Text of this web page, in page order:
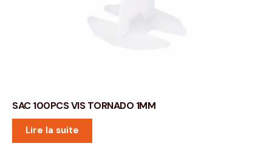
SAC 100PCS VIS TORNADO 1MM
Lire la suite